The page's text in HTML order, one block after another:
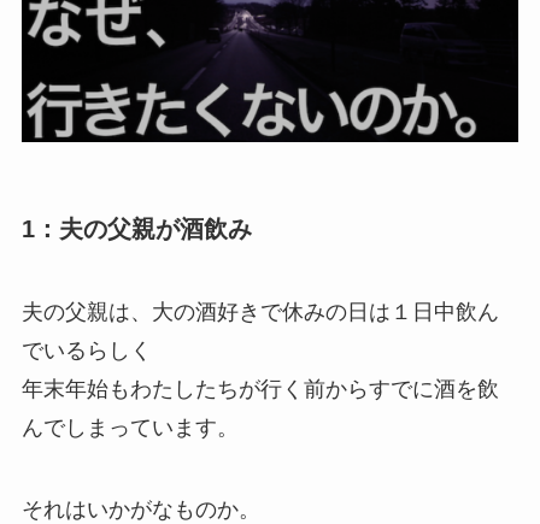
1：夫の父親が酒飲み
夫の父親は、大の酒好きで休みの日は１日中飲ん
でいるらしく
年末年始もわたしたちが行く前からすでに酒を飲
んでしまっています。
それはいかがなものか。